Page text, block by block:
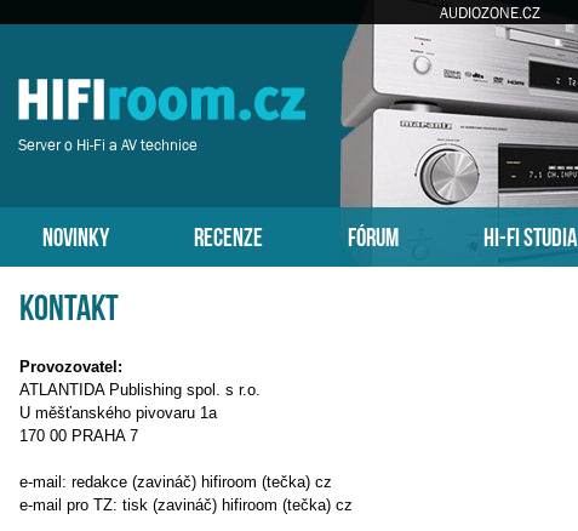
AUDIOZONE.CZ
Server o Hi-Fi a AV technice
NOVINKY RECENZE FÓRUM HI-FI STUDIA
Kontakt
Provozovatel:
ATLANTIDA Publishing spol. s r.o.
U měšťanského pivovaru 1a
170 00 PRAHA 7
e-mail: redakce (zavináč) hifiroom (tečka) cz
e-mail pro TZ: tisk (zavináč) hifiroom (tečka) cz